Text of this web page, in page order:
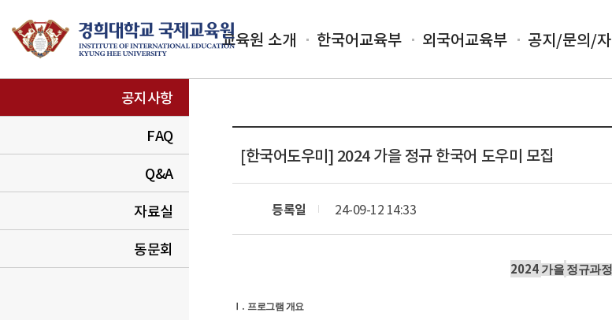
교육원 소개 한국어교육부 외국어교육부 공지/문의/
공지사항
FAQ
Q&A
자료실
동문회
[한국어도우미] 2024 가을 정규 한국어 도우미 모집
등록일 24-09-12 14:33
2024가을 정규과
. 프로그램 개요